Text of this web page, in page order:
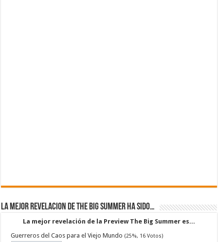
La mejor revelacion de The Big Summer ha sido…
La mejor revelación de la Preview The Big Summer es...
Guerreros del Caos para el Viejo Mundo (25%, 16 Votos)